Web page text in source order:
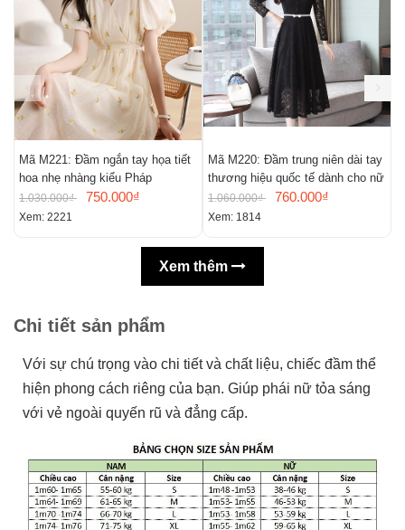
Mã M221: Đầm ngắn tay họa tiết
hoa nhẹ nhàng kiểu Pháp
1.030.000₫ 750.000₫
Xem: 2221
Mã M220: Đầm trung niên dài tay
thương hiệu quốc tế dành cho nữ
1.060.000₫ 760.000₫
Xem: 1814
Xem thêm
Chi tiết sản phẩm
Với sự chú trọng vào chi tiết và chất liệu, chiếc đầm thể
hiện phong cách riêng của bạn. Giúp phái nữ tỏa sáng
với vẻ ngoài quyến rũ và đẳng cấp.